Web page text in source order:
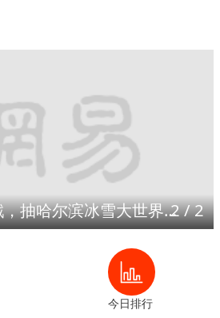
【最后3天】速戳，抽哈尔滨冰雪大世界门票！2/2
今日排行